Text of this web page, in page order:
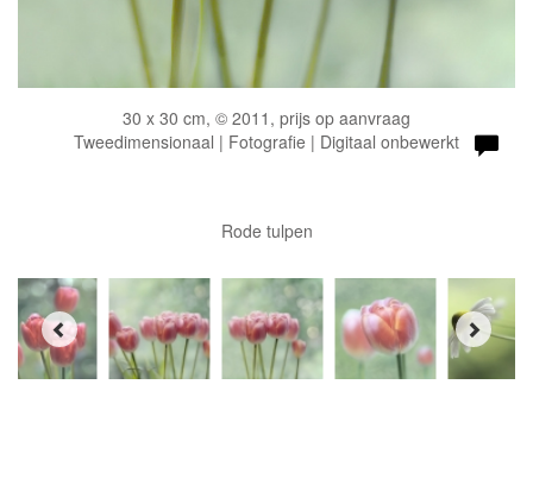
30 x 30 cm, © 2011, prijs op aanvraag
Tweedimensionaal | Fotografie | Digitaal onbewerkt
Rode tulpen